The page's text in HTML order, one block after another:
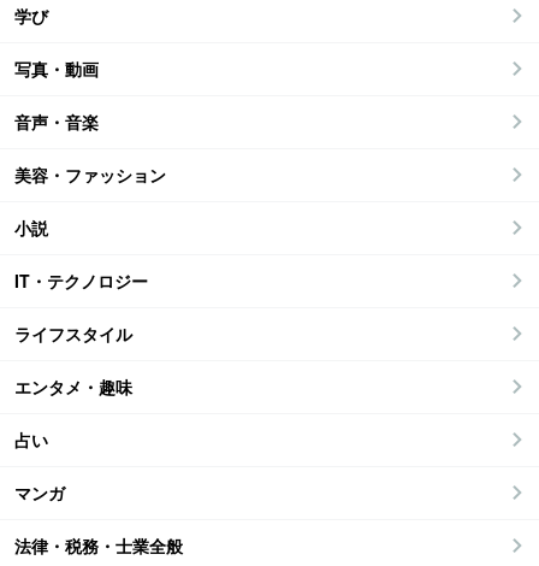
学び
写真・動画
音声・音楽
美容・ファッション
小説
IT・テクノロジー
ライフスタイル
エンタメ・趣味
占い
マンガ
法律・税務・士業全般